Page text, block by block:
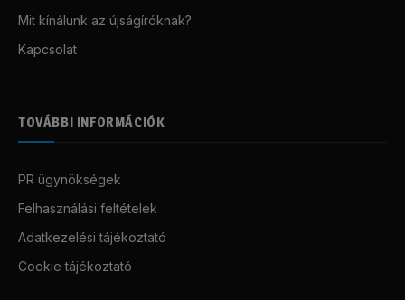
Mit kínálunk az újságíróknak?
Kapcsolat
TOVÁBBI INFORMÁCIÓK
PR ügynökségek
Felhasználási feltételek
Adatkezelési tájékoztató
Cookie tájékoztató